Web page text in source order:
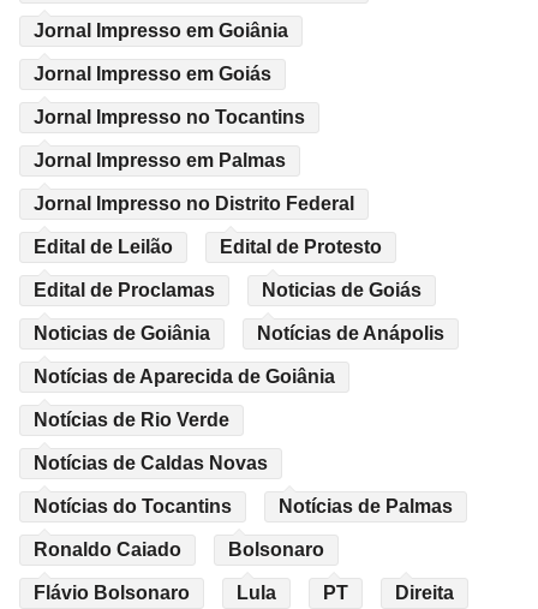
Jornal Impresso em Goiânia
Jornal Impresso em Goiás
Jornal Impresso no Tocantins
Jornal Impresso em Palmas
Jornal Impresso no Distrito Federal
Edital de Leilão Edital de Protesto
Edital de Proclamas Noticias de Goiás
Noticias de Goiânia Notícias de Anápolis
Notícias de Aparecida de Goiânia
Notícias de Rio Verde
Notícias de Caldas Novas
Notícias do Tocantins Notícias de Palmas
Ronaldo Caiado Bolsonaro
Flávio Bolsonaro Lula PT Direita